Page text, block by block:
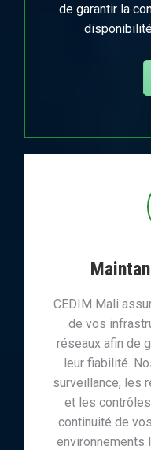
de garantir la
CEDIM Mali
de vos
réseaux afin de
leur fiabilité.
surveillance, les
et les
continuité de
environnements